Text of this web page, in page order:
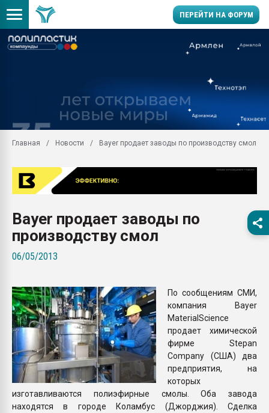
ПЕРЕЙТИ НА ФОРУМ
29.07.2026 ФРП помог
заводу пластмасс"
Помощь в подборе
Вакуум-формовочные
первый план в
бутылок
ПЕРЕЙТИ НА
Главная Новости Bayer продает заводы по производству смол
Bayer продает заводы по
производству смол
06/05/2013
По сообщениям СМИ,
компания Bayer
MaterialScience
продает химической
фирме Stepan
Company (США) два
предприятия, на
которых
изготавливаются полиэфирные смолы. Оба завода
находятся в городе Коламбус (Джорджия). Сделка